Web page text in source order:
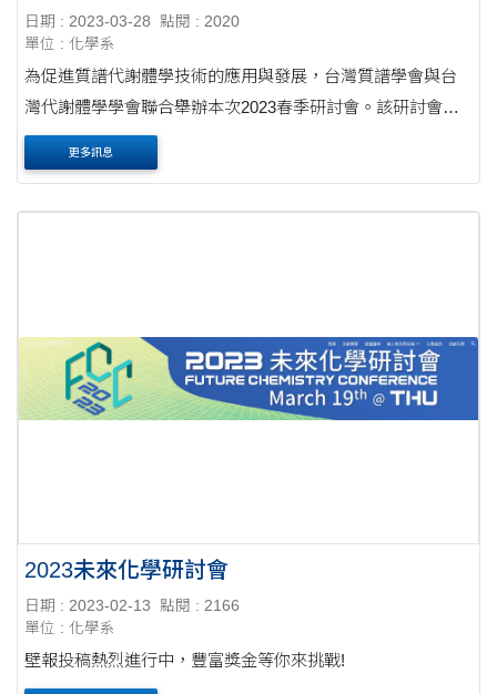
日期 : 2023-03-28
點閱 : 2020
單位 : 化學系
為促進質譜代謝體學技術的應用與發展，台灣質譜學會與台
灣代謝體學學會聯合舉辦本次2023春季研討會。該研討會主
題為「多體學研究的最後一哩路 – 質譜代謝體學的應用與發
展」，旨在提供專業學者們一個交....
更多訊息
2023未來化學研討會
日期 : 2023-02-13
點閱 : 2166
單位 : 化學系
壁報投稿熱烈進行中，豐富獎金等你來挑戰!